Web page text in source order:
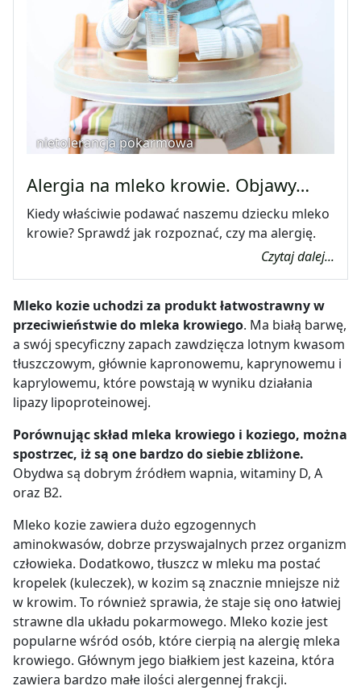
nietolerancja pokarmowa
Alergia na mleko krowie. Objawy…
Kiedy właściwie podawać naszemu dziecku mleko
krowie? Sprawdź jak rozpoznać, czy ma alergię.
Czytaj dalej...
Mleko kozie uchodzi za produkt łatwostrawny w
przeciwieństwie do mleka krowiego. Ma białą barwę,
a swój specyficzny zapach zawdzięcza lotnym kwasom
tłuszczowym, głównie kapronowemu, kaprynowemu i
kaprylowemu, które powstają w wyniku działania
lipazy lipoproteinowej.
Porównując skład mleka krowiego i koziego, można
spostrzec, iż są one bardzo do siebie zbliżone.
Obydwa są dobrym źródłem wapnia, witaminy D, A
oraz B2.
Mleko kozie zawiera dużo egzogennych
aminokwasów, dobrze przyswajalnych przez organizm
człowieka. Dodatkowo, tłuszcz w mleku ma postać
kropelek (kuleczek), w kozim są znacznie mniejsze niż
w krowim. To również sprawia, że staje się ono łatwiej
strawne dla układu pokarmowego. Mleko kozie jest
popularne wśród osób, które cierpią na alergię mleka
krowiego. Głównym jego białkiem jest kazeina, która
zawiera bardzo małe ilości alergennej frakcji.